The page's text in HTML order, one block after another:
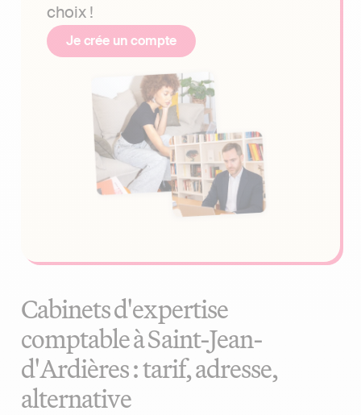
choix !
Je crée un compte
Cabinets d'expertise
comptable à Saint-Jean-
d'Ardières : tarif, adresse,
alternative